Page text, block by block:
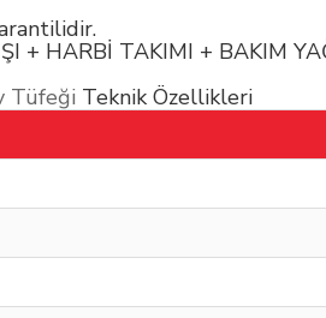
+ HARBİ TAKIMI + BAKIM
Tüfeği Teknik Özellikleri